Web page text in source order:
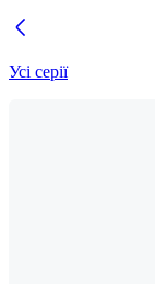
Усі серії